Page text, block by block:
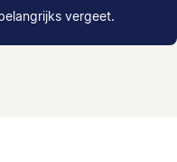
vergeet.